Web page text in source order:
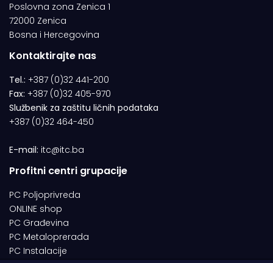
Poslovna zona Zenica 1
72000 Zenica
Bosna i Hercegovina
Kontaktirajte nas
Tel.: +387 (0)32 441-200
Fax: +387 (0)32 405-970
Službenik za zaštitu ličnih podataka
+387 (0)32 464-450
E-mail: itc@itc.ba
Profitni centri grupacije
PC Poljoprivreda
ONLINE shop
PC Građevina
PC Metaloprerada
PC Instalacije